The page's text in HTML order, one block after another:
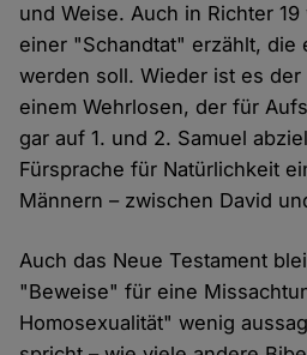
und Weise. Auch in Richter
einer "Schandtat" erzählt, die
werden soll. Wieder ist es
einem Wehrlosen, der für
gar auf 1. und 2. Samuel
Fürsprache für Natürlichkeit
Männern – zwischen David
Auch das Neue Testament
"Beweise" für eine
Homosexualität" wenig